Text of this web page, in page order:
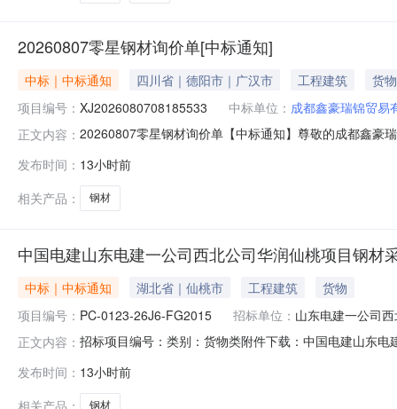
20260807零星钢材询价单[中标通知]
中标｜中标通知 四川省｜德阳市｜广汉市 工程建筑
货物
项目编号： XJ2026080708185533 中标单位： 成都鑫豪瑞锦贸易
正文内容： 20260807零星钢材询价单【中标通知】尊敬的成都鑫豪
发布时间： 13小时前
相关产品：
钢材
中国电建山东电建一公司西北公司华润仙桃项目钢材
中标｜中标通知 湖北省｜仙桃市 工程建筑
货物
项目编号： PC-0123-26J6-FG2015 招标单位： 山东电建一公司
正文内容： 招标项目编号：类别：货物类附件下载：中国电建山东
发布时间： 13小时前
相关产品：
钢材